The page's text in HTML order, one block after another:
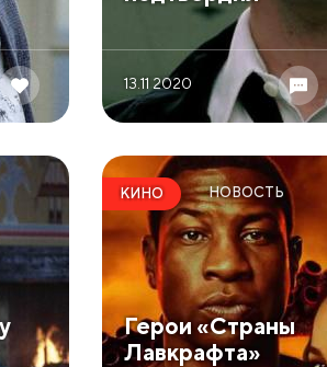
13.11 2020
КИНО НОВОСТЬ
Герои «Страны
Лавкрафта»